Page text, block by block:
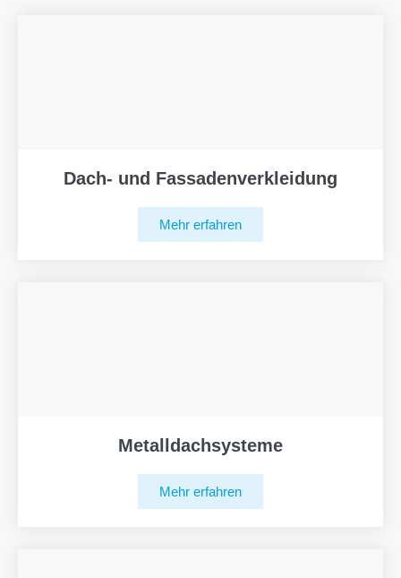
Dach- und Fassadenverkleidung
Mehr erfahren
Metalldachsysteme
Mehr erfahren